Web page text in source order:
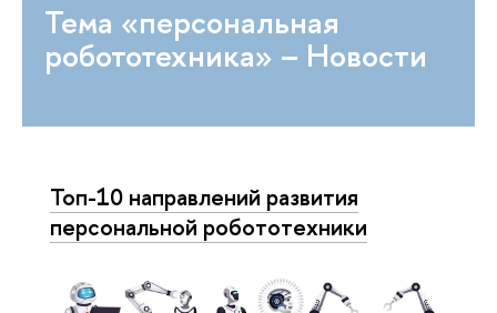
Тема «персональная
робототехника» – Новости
Топ-10 направлений развития
персональной робототехники